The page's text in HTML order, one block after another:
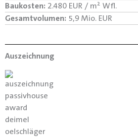
Baukosten: 2.480 EUR / m² Wfl.
Gesamtvolumen: 5,9 Mio. EUR
Auszeichnung